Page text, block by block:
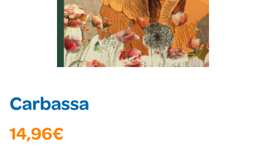
Carbassa
14,96€